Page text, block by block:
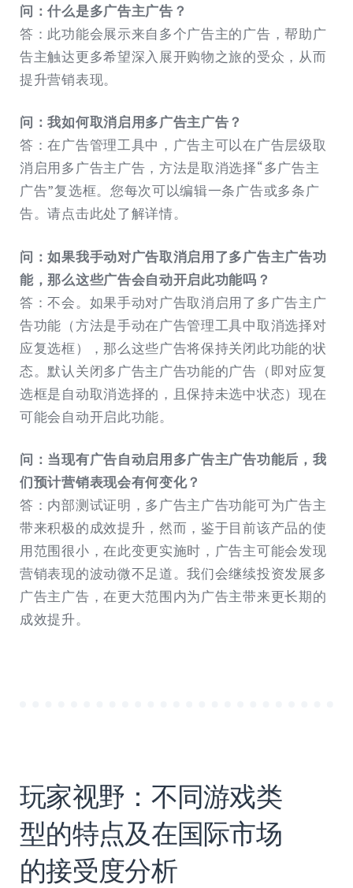
问：什么是多广告主广告？
答：此功能会展示来自多个广告主的广告，帮助广
告主触达更多希望深入展开购物之旅的受众，从而
提升营销表现。
问：我如何取消启用多广告主广告？
答：在广告管理工具中，广告主可以在广告层级取
消启用多广告主广告，方法是取消选择“多广告主
广告”复选框。您每次可以编辑一条广告或多条广
告。请点击此处了解详情。
问：如果我手动对广告取消启用了多广告主广告功
能，那么这些广告会自动开启此功能吗？
答：不会。如果手动对广告取消启用了多广告主广
告功能（方法是手动在广告管理工具中取消选择对
应复选框），那么这些广告将保持关闭此功能的状
态。默认关闭多广告主广告功能的广告（即对应复
选框是自动取消选择的，且保持未选中状态）现在
可能会自动开启此功能。
问：当现有广告自动启用多广告主广告功能后，我
们预计营销表现会有何变化？
答：内部测试证明，多广告主广告功能可为广告主
带来积极的成效提升，然而，鉴于目前该产品的使
用范围很小，在此变更实施时，广告主可能会发现
营销表现的波动微不足道。我们会继续投资发展多
广告主广告，在更大范围内为广告主带来更长期的
成效提升。
玩家视野：不同游戏类
型的特点及在国际市场
的接受度分析